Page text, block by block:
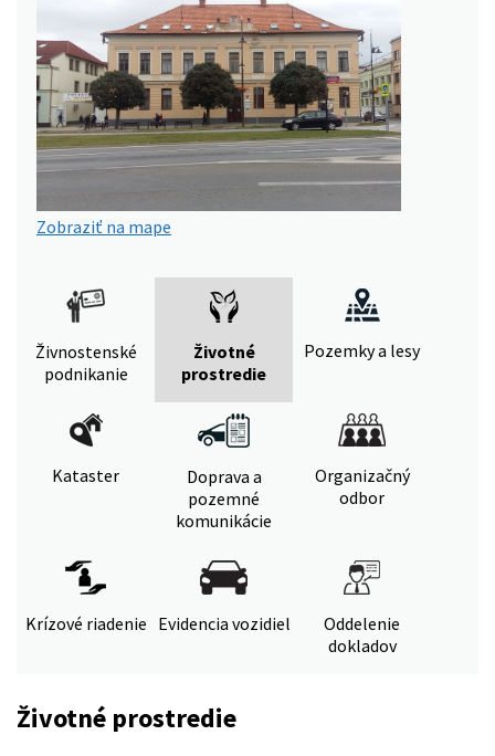
Zobraziť na mape
Živnostenské
podnikanie
Životné
prostredie
Pozemky a lesy
Kataster
Doprava a
pozemné
komunikácie
Organizačný
odbor
Krízové riadenie Evidencia vozidiel
Oddelenie
dokladov
Životné prostredie